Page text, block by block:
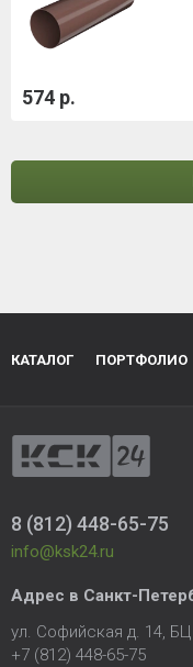
574 р.
КАТАЛОГ ПОРТФОЛИО
8 (812) 448-65-75
info@ksk24.ru
Адрес в Санкт-
ул. Софийская д. 14,
+7 (812) 448-65-75